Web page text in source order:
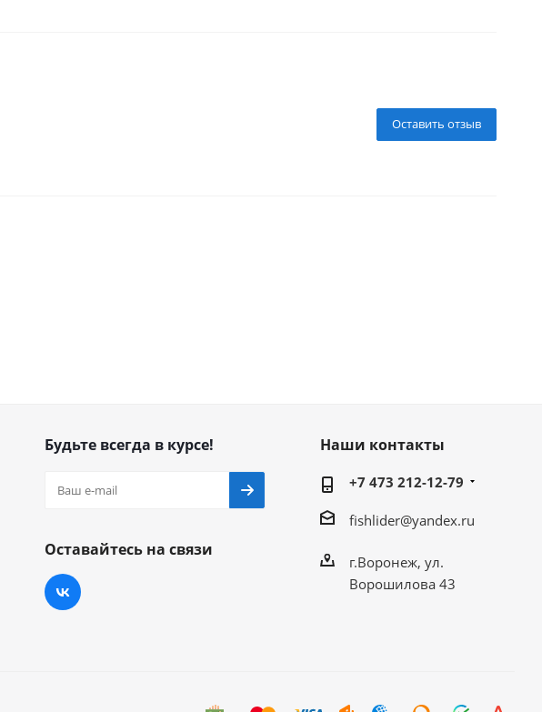
Оставить отзыв
Будьте всегда в курсе!
Оставайтесь на связи
Наши контакты
+7 473 212-12-79
fishlider@yandex.ru
г.Воронеж, ул.
Ворошилова 43